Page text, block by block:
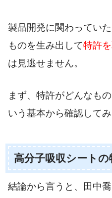
製品開発に関わってい
ものを生み出して特許
は見逃せません。
まず、特許がどんなも
いう基本から確認してみ
高分子吸収シートの
結論から言うと、田中